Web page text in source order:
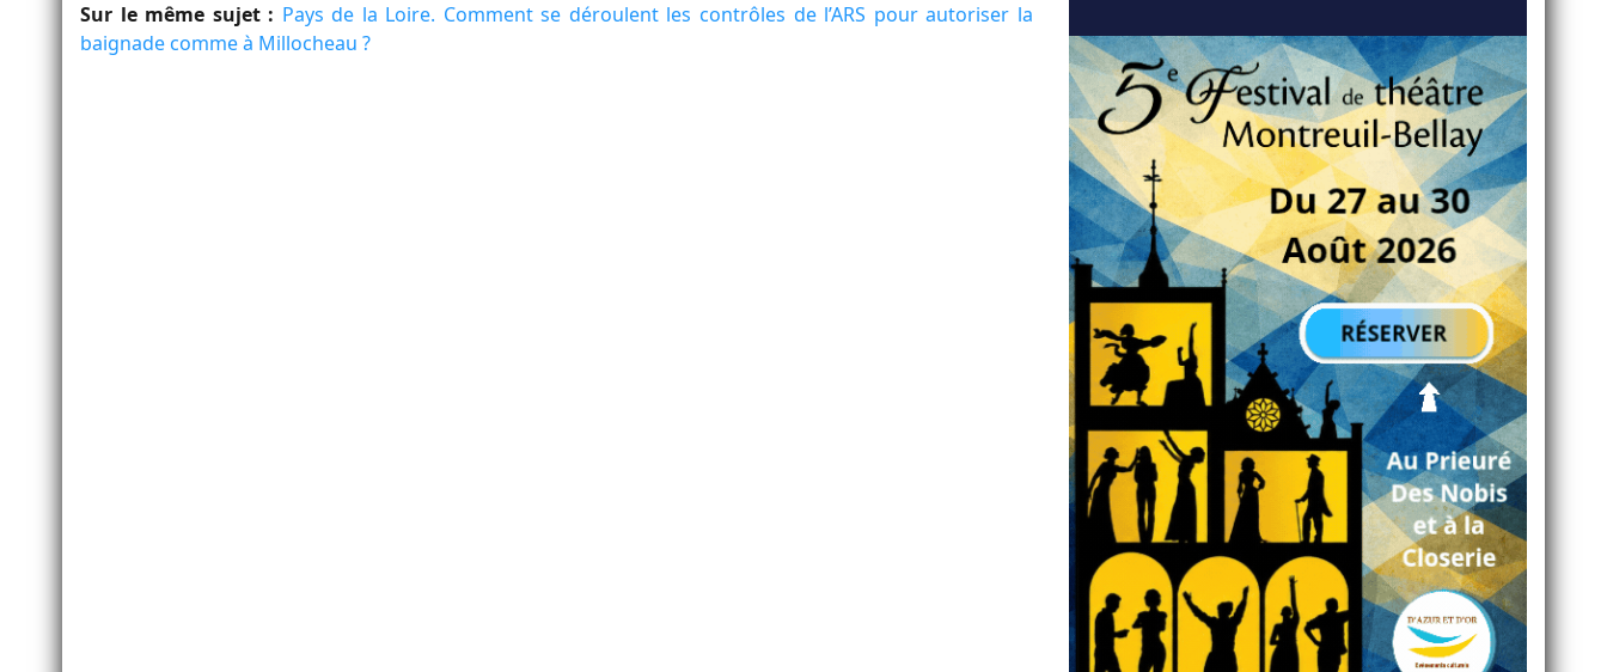
Sur le même sujet : Pays de la Loire. Comment se déroulent les contrôles de l’ARS pour autoriser la
baignade comme à Millocheau ?